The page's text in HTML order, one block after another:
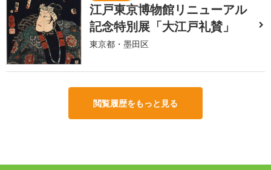
江戸東京博物館リニューアル
記念特別展「大江戸礼賛」
東京都・墨田区
閲覧履歴をもっと見る